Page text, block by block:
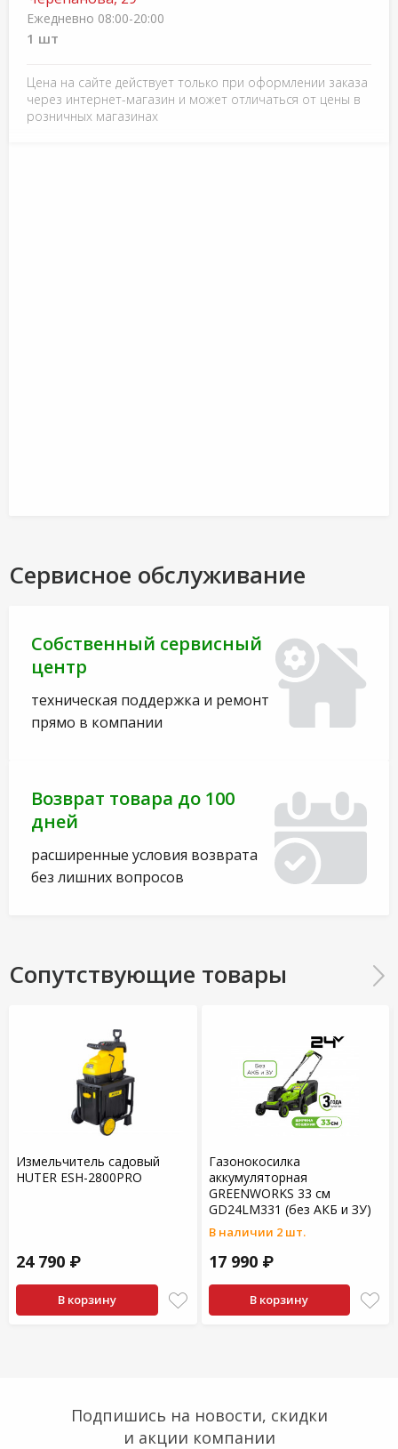
Ежедневно 08:00-20:00
1 шт
Цена на сайте действует только при оформлении заказа
через интернет-магазин и может отличаться от цены в
розничных магазинах
Сервисное обслуживание
Собственный сервисный
центр
техническая поддержка и ремонт
прямо в компании
Возврат товара до 100
дней
расширенные условия возврата
без лишних вопросов
Сопутствующие товары
Измельчитель садовый
HUTER ESH-2800PRO
24 790 ₽
В корзину
Газонокосилка
аккумуляторная
GREENWORKS 33 см
GD24LM331 (без АКБ и ЗУ)
В наличии 2 шт.
17 990 ₽
В корзину
Подпишись на новости, скидки
и акции компании